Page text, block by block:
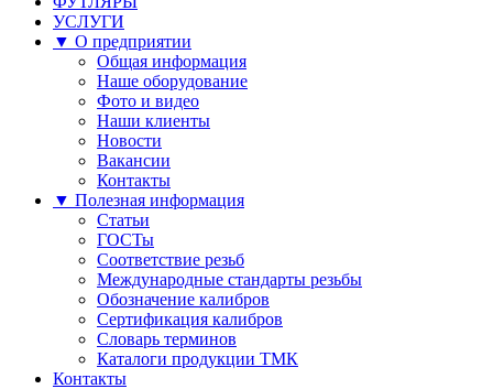
УСЛУГИ
▼ О предприятии
Общая информация
Наше оборудование
Фото и видео
Наши клиенты
Новости
Вакансии
Контакты
▼ Полезная информация
Статьи
ГОСТы
Соответствие резьб
Международные стандарты резьбы
Обозначение калибров
Сертификация калибров
Словарь терминов
Каталоги продукции ТМК
Контакты